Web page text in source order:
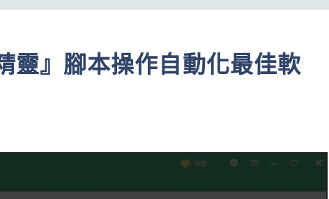
靈』腳本操作自動化最佳軟